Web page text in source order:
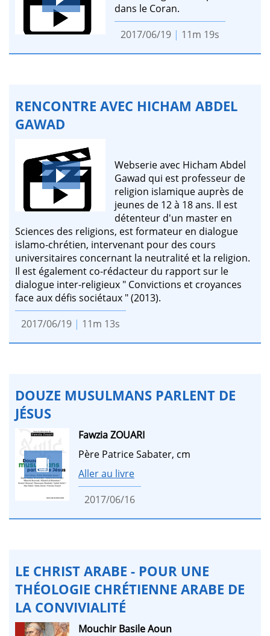
dans le Coran.
2017/06/19 | 11m 19s
RENCONTRE AVEC HICHAM ABDEL
GAWAD
Webserie avec Hicham Abdel
Gawad qui est professeur de
religion islamique auprès de
jeunes de 12 à 18 ans. Il est
détenteur d'un master en
Sciences des religions, est formateur en dialogue
islamo-chrétien, intervenant pour des cours
universitaires concernant la neutralité et la religion.
Il est également co-rédacteur du rapport sur le
dialogue inter-religieux " Convictions et croyances
face aux défis sociétaux " (2013).
2017/06/19 | 11m 13s
DOUZE MUSULMANS PARLENT DE
JÉSUS
Fawzia ZOUARI
Père Patrice Sabater, cm
Aller au livre
2017/06/16
LE CHRIST ARABE - POUR UNE
THÉOLOGIE CHRÉTIENNE ARABE DE
LA CONVIVIALITÉ
Mouchir Basile Aoun